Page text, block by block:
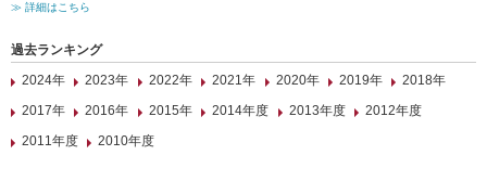
≫ 詳細はこちら
過去ランキング
2024年
2023年 2022年 2021年 2020年 2019年
2018年
2017年
2016年 2015年 2014年度 2013年度
2012年度
2011年度
2010年度